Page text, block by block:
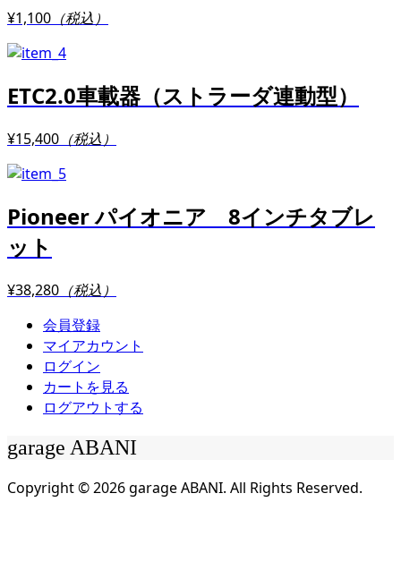
¥1,100 （税込）
ETC2.0車載器（ストラーダ連動型）
¥15,400 （税込）
Pioneer パイオニア 8インチタブレ
ット
¥38,280 （税込）
会員登録
マイアカウント
ログイン
カートを見る
ログアウトする
garage ABANI
Copyright ©2026garage ABANI. All Rights Reserved.